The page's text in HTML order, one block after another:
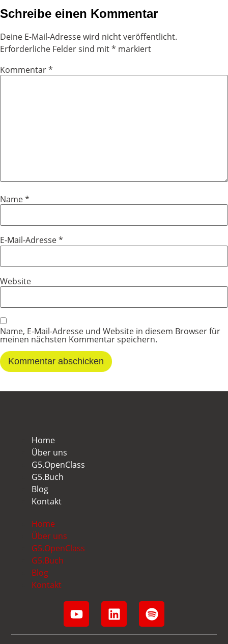
Schreibe einen Kommentar
Deine E-Mail-Adresse wird nicht veröffentlicht.
Erforderliche Felder sind mit* markiert
Kommentar*
Name*
E-Mail-Adresse*
Website
Name, E-Mail-Adresse und Website in diesem Browser für
meinen nächsten Kommentar speichern.
Home
Über uns
G5.OpenClass
G5.Buch
Blog
Kontakt
Home
Über uns
G5.OpenClass
G5.Buch
Blog
Kontakt